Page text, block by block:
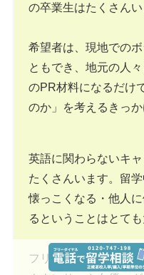
の卒業生はたくさんい
希望者は、現地での
ともでき、地元の人
のPR材料になるだけ
のか」を考えるきっか
英語に関わらないキ
たくさんいます。留
懐っこくなる・他人
るということはとても
フリーバードの卒業